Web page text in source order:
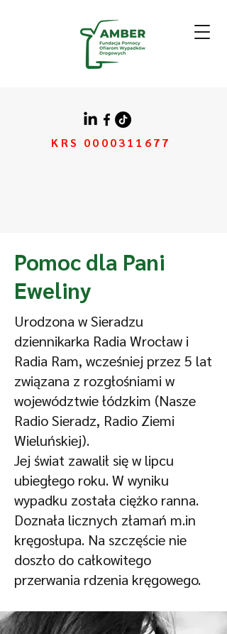
KRS 0000311677
Pomoc dla Pani
Eweliny
Urodzona w Sieradzu
dziennikarka Radia Wrocław i
Radia Ram, wcześniej przez 5 lat
związana z rozgłośniami w
województwie łódzkim (Nasze
Radio Sieradz, Radio Ziemi
Wieluńskiej).
Jej świat zawalił się w lipcu
ubiegłego roku. W wyniku
wypadku została ciężko ranna.
Doznała licznych złamań m.in
kręgosłupa. Na szczęście nie
doszło do całkowitego
przerwania rdzenia kręgowego.